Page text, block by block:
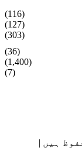
(116)
(127)
(303)
(36)
(1,400)
(7)
ہیں |